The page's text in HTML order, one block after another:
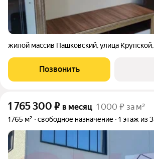
жилой массив Пашковский,улица Крупской,
Позвонить
1 765 300 ₽ в месяц 1 000 ₽ за м²
1765 м² свободное назначение 1 этаж из 3